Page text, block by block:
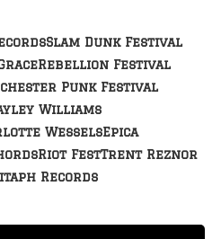
Slam Dunk Festival
Rebellion Festival
Punk Festival
Williams
WesselsEpica
Riot FestTrent Reznor
Records